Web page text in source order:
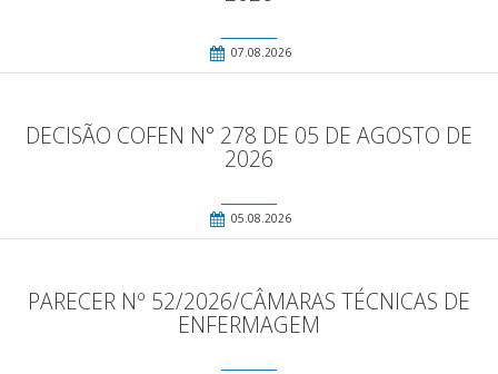
07.08.2026
DECISÃO COFEN N° 278 DE 05 DE AGOSTO DE
2026
05.08.2026
PARECER Nº 52/2026/CÂMARAS TÉCNICAS DE
ENFERMAGEM